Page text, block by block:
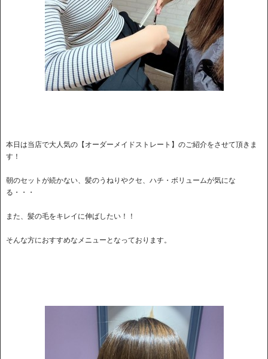
本日は当店で大人気の【オーダーメイドストレート】のご紹介をさせて頂きま
す！
朝のセットが続かない、髪のうねりやクセ、ハチ・ボリュームが気にな
る・・・
また、髪の毛をキレイに伸ばしたい！！
そんな方におすすめなメニューとなっております。